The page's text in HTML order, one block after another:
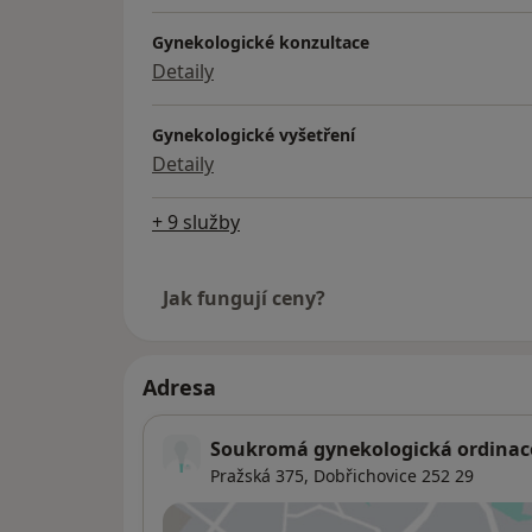
Gynekologické konzultace
Detaily
Gynekologické vyšetření
Detaily
+ 9 služby
Jak fungují ceny?
Adresa
Soukromá gynekologická
Pražská 375, Dobřichovice 252 29